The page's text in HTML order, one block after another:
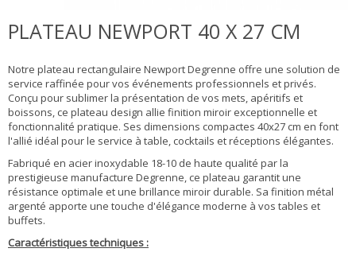
PLATEAU NEWPORT 40 X 27 CM
Notre plateau rectangulaire Newport Degrenne offre une solution de
service raffinée pour vos événements professionnels et privés.
Conçu pour sublimer la présentation de vos mets, apéritifs et
boissons, ce plateau design allie finition miroir exceptionnelle et
fonctionnalité pratique. Ses dimensions compactes 40x27 cm en font
l'allié idéal pour le service à table, cocktails et réceptions élégantes.
Fabriqué en acier inoxydable 18-10 de haute qualité par la
prestigieuse manufacture Degrenne, ce plateau garantit une
résistance optimale et une brillance miroir durable. Sa finition métal
argenté apporte une touche d'élégance moderne à vos tables et
buffets.
Caractéristiques techniques :